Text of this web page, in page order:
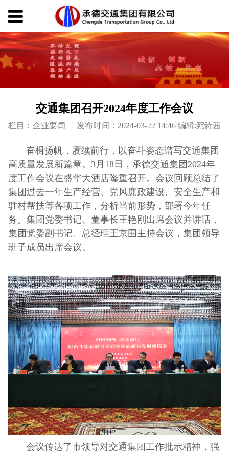
交通集团召开2024年度工作会议
栏目：企业要闻 发布时间：2024-03-22 14:46 编辑:宛诗茜
奋楫扬帆，赓续前行，以奋斗姿态谱写交通集团
高质量发展新篇章。3月18日，承德交通集团2024年
度工作会议在盛华大酒店隆重召开。会议回顾总结了
集团过去一年生产经营、党风廉政建设、安全生产和
驻村帮扶等各项工作，分析当前形势，部署今年任
务。集团党委书记、董事长王艳刚出席会议并讲话，
集团党委副书记、总经理王京围主持会议，集团领导
班子成员出席会议。
会议传达了市领导对交通集团工作批示精神，强